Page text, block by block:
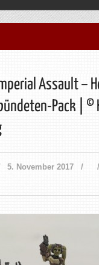
Assault –
Pack | ©
5. November 2017